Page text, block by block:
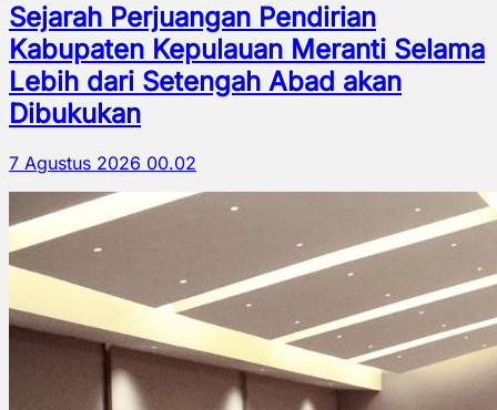
Sejarah Perjuangan Pendirian
Kabupaten Kepulauan Meranti Selama
Lebih dari Setengah Abad akan
Dibukukan
7 Agustus 2026 00.02